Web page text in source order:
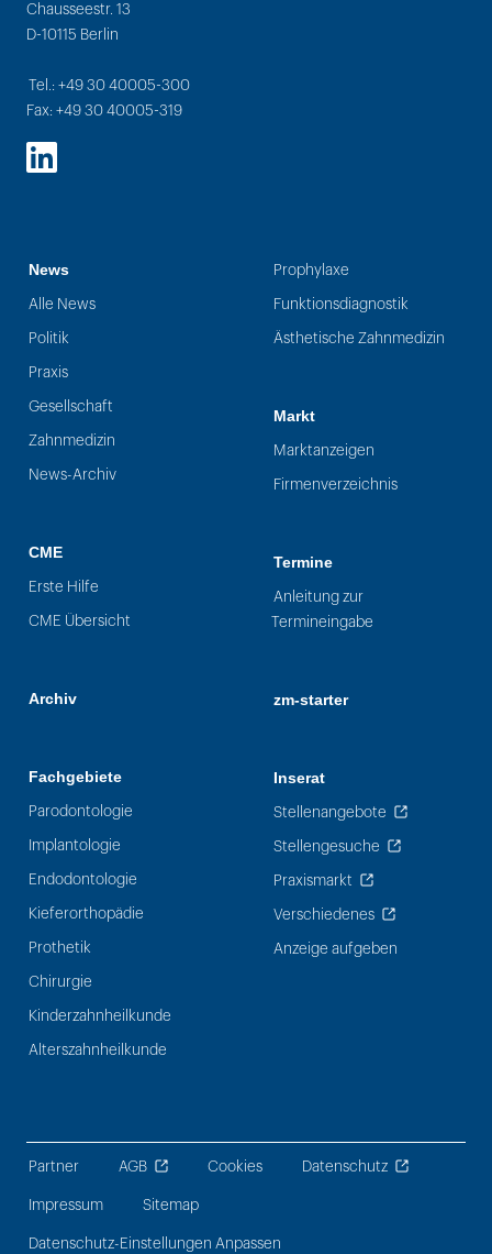
Chausseestr. 13
D-10115 Berlin
Tel.: +49 30 40005-300
Fax: +49 30 40005-319
LinkedIn
News
Alle News
Politik
Praxis
Gesellschaft
Zahnmedizin
News-Archiv
CME
Erste Hilfe
CME Übersicht
Archiv
Fachgebiete
Parodontologie
Implantologie
Endodontologie
Kieferorthopädie
Prothetik
Chirurgie
Kinderzahnheilkunde
Alterszahnheilkunde
Prophylaxe
Funktionsdiagnostik
Ästhetische Zahnmedizin
Markt
Marktanzeigen
Firmenverzeichnis
Termine
Anleitung zur
Termineingabe
zm-starter
Inserat
Stellenangebote
Stellengesuche
Praxismarkt
Verschiedenes
Anzeige aufgeben
Partner AGB Cookies Datenschutz
Impressum Sitemap
Datenschutz-Einstellungen Anpassen